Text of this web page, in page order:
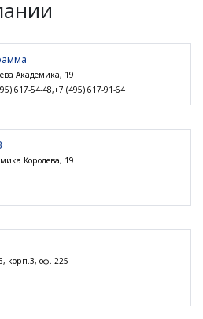
Академика, 19
617-54-48,+7 (495) 617-91-64
Королева, 19
корп.3, оф. 225